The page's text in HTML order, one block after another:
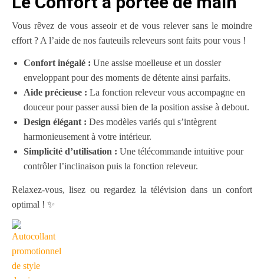
Vous rêvez de vous asseoir et de vous relever sans le moindre
effort ? A l’aide de nos fauteuils releveurs sont faits pour vous !
Confort inégalé : Une assise moelleuse et un dossier
enveloppant pour des moments de détente ainsi parfaits.
Aide précieuse : La fonction releveur vous accompagne en
douceur pour passer aussi bien de la position assise à debout.
Design élégant : Des modèles variés qui s’intègrent
harmonieusement à votre intérieur.
Simplicité d’utilisation : Une télécommande intuitive pour
contrôler l’inclinaison puis la fonction releveur.
Relaxez-vous, lisez ou regardez la télévision dans un confort
optimal ! ✨